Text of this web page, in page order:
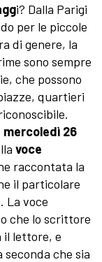
i? Dalla Parigi
per le piccole
di genere, la
sono sempre
che possono
quartieri
mercoledì 26
voce
raccontata la
il particolare
La voce
che lo scrittore
il lettore, e
che sia